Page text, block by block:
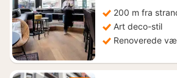
200 m fra
Art deco-stil
Renoverede